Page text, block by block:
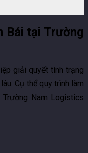
Bái tại Trường
giải quyết tình trạng
Cụ thể quy trình làm
Nam Logistics